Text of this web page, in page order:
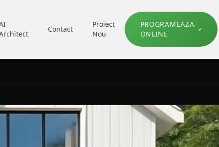
Contact
Proiect
Nou
PROGRAMEAZA
ONLINE